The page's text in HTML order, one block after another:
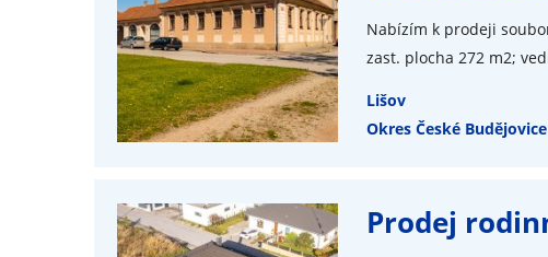
Nabízím k prodeji
zast. plocha 272 m2;
Lišov
Okres České Budějovice
Prodej